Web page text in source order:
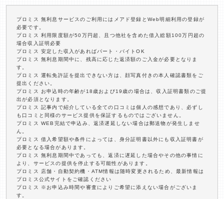
プロミス 無利息サービスのご利用にはメアド登録とWeb明細利用の登録が
必要です。
プロミス 利用限度額が50万円超、且つ他社を含めた借入総額100万円超の
場合収入証明必要
プロミス 安定した収入があればパート・バイトOK
プロミス 無利息期間中に、残高に応じた返済額のご入金が必要となりま
す。
プロミス 運転免許証を提出できない方は、顔写真付きの本人確認書類をご
提出ください。
プロミス お申込時の年齢が18歳および19歳の場合は、収入証明書類のご提
出が必須となります。
プロミス 記事内で紹介している全ての口コミは個人の感想であり、必ずし
も口コミと同様のサービス提供を保証するものではございません。
プロミス WEB完結で申込み、返済遅延しない場合は郵送物が発生しませ
ん。
プロミス 借入希望額や条件によっては、身分証明書以外にも収入証明書が
必要となる場合があります。
プロミス 無利息期間中であっても、返済に遅延した場合やその他の事情に
より、サービスの提供を停止する可能性があります。
プロミス 店舗・自動契約機・ATM情報は随時変更されるため、最新情報は
プロミス公式サイトをご確認ください
プロミス ※お申込み時間や審査によりご希望に添えない場合がございま
す。